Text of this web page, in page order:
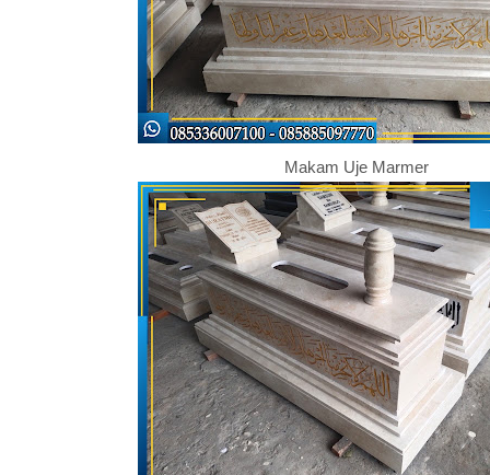
Makam Uje Marmer